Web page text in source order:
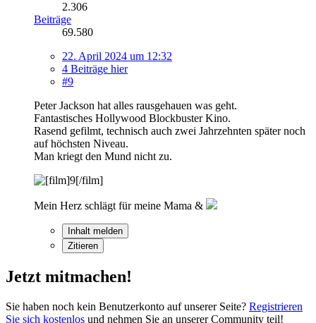
2.306
Beiträge
69.580
22. April 2024 um 12:32
4 Beiträge hier
#9
Peter Jackson hat alles rausgehauen was geht.
Fantastisches Hollywood Blockbuster Kino.
Rasend gefilmt, technisch auch zwei Jahrzehnten später noch
auf höchsten Niveau.
Man kriegt den Mund nicht zu.
Mein Herz schlägt für meine Mama &
Inhalt melden
Zitieren
Jetzt mitmachen!
Sie haben noch kein Benutzerkonto auf unserer Seite? Registrieren
Sie sich kostenlos und nehmen Sie an unserer Community teil!